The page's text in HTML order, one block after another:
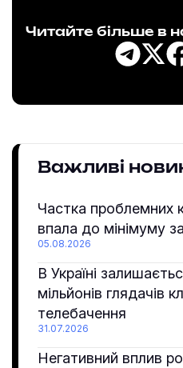
Читайте більше в
Важливі
Частка проблемних
впала до мінімуму
05.08.2026
В Україні
мільйонів глядачів
телебачення
31.07.2026
Негативний вплив